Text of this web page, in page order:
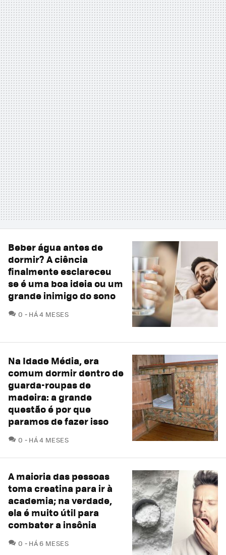
Beber água antes de
dormir? A ciência
finalmente esclareceu
se é uma boa ideia ou um
grande inimigo do sono
0 COMENTÁRIOS
HÁ 4 MESES
Na Idade Média, era
comum dormir dentro de
guarda-roupas de
madeira: a grande
questão é por que
paramos de fazer isso
0 COMENTÁRIOS
HÁ 4 MESES
A maioria das pessoas
toma creatina para ir à
academia; na verdade,
ela é muito útil para
combater a insônia
0 COMENTÁRIOS
HÁ 6 MESES